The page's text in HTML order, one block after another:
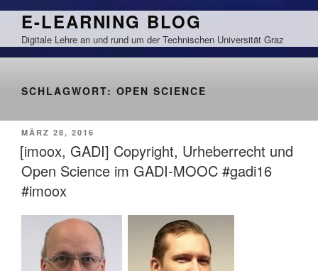
Zum
springen
E-LEARNING BLOG
Digitale Lehre an und rund um der Technischen Universität Graz
SCHLAGWORT: OPEN SCIENCE
VERÖFFENTLICHT
AM
MÄRZ 28, 2016
[imoox, GADI] Copyright, Urheberrecht und
Open Science im GADI-MOOC #gadi16
#imoox